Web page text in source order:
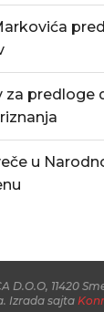
za predloge
u
D.O.O, 11420
Izrada sajta